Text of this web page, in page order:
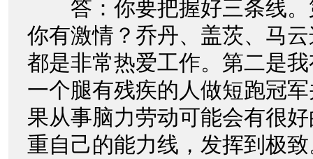
答：你要把握好三条线。
你有激情？乔丹、盖茨、马
都是非常热爱工作。第二是
一个腿有残疾的人做短跑冠
果从事脑力劳动可能会有很
重自己的能力线，发挥到极